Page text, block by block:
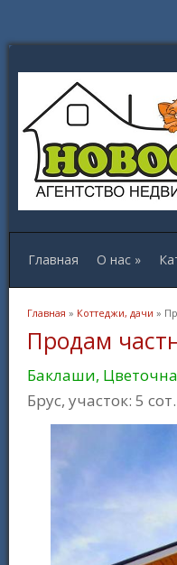
Главная О нас »
Вы здесь
Главная » Коттеджи, дачи »
Продам
Баклаши,
Брус, участок: 5 сот.